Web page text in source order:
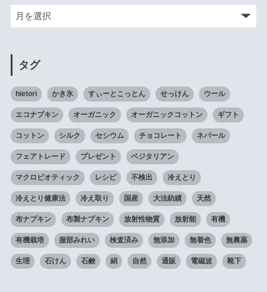
タグ
hietori かき氷 すぃーとこっとん せっけん ウール
エコナプキン オーガニック オーガニックコットン ギフト
コットン シルク セシウム チョコレート ネパール
フェアトレード プレゼント ベジタリアン
マクロビオティック レシピ 不検出 冷えとり
冷えとり健康法 冷え取り 国産 大法紡績 天然
布ナプキン 布製ナプキン 放射性物質 放射能 有機
有機栽培 服部みれい 検査済み 無添加 無着色 無農薬
生理 石けん 石鹸 絹 自然 通販 電磁波 靴下